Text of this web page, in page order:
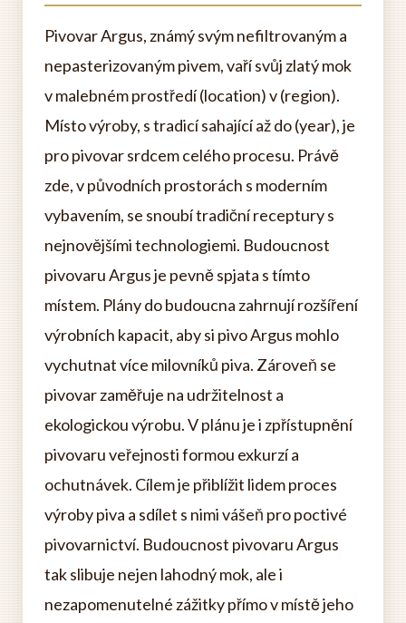
Pivovar Argus, známý svým nefiltrovaným a
nepasterizovaným pivem, vaří svůj zlatý mok
v malebném prostředí (location) v (region).
Místo výroby, s tradicí sahající až do (year), je
pro pivovar srdcem celého procesu. Právě
zde, v původních prostorách s moderním
vybavením, se snoubí tradiční receptury s
nejnovějšími technologiemi. Budoucnost
pivovaru Argus je pevně spjata s tímto
místem. Plány do budoucna zahrnují rozšíření
výrobních kapacit, aby si pivo Argus mohlo
vychutnat více milovníků piva. Zároveň se
pivovar zaměřuje na udržitelnost a
ekologickou výrobu. V plánu je i zpřístupnění
pivovaru veřejnosti formou exkurzí a
ochutnávek. Cílem je přiblížit lidem proces
výroby piva a sdílet s nimi vášeň pro poctivé
pivovarnictví. Budoucnost pivovaru Argus
tak slibuje nejen lahodný mok, ale i
nezapomenutelné zážitky přímo v místě jeho